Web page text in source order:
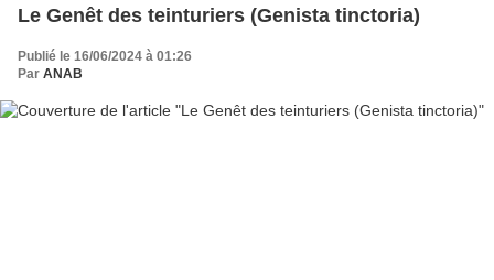
Le Genêt des teinturiers (Genista tinctoria)
Publié le 16/06/2024 à 01:26
Par ANAB